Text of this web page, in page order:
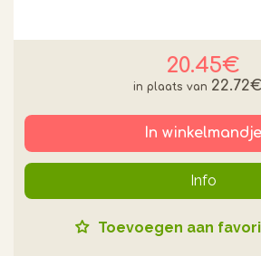
20.45€
22.72€
In winkelmandje
Info
Toevoegen aan